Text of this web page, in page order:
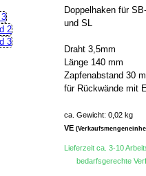
Doppelhaken für
und SL
Draht 3,5mm
Länge 140 mm
Zapfenabstand 30
für Rückwände mit
ca. Gewicht: 0,02 kg
VE
Lieferzeit ca. 3-10
bedarfsgerechte